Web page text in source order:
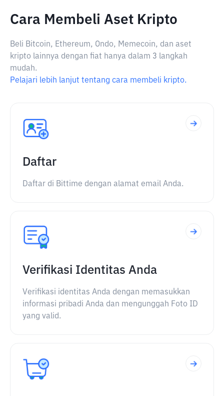
Cara Membeli Aset Kripto
Beli Bitcoin, Ethereum, Ondo, Memecoin, dan aset
kripto lainnya dengan fiat hanya dalam 3 langkah
mudah.
Pelajari lebih lanjut tentang cara membeli kripto.
Daftar
Daftar di Bittime dengan alamat email Anda.
Verifikasi Identitas Anda
Verifikasi identitas Anda dengan memasukkan
informasi pribadi Anda dan mengunggah Foto ID
yang valid.